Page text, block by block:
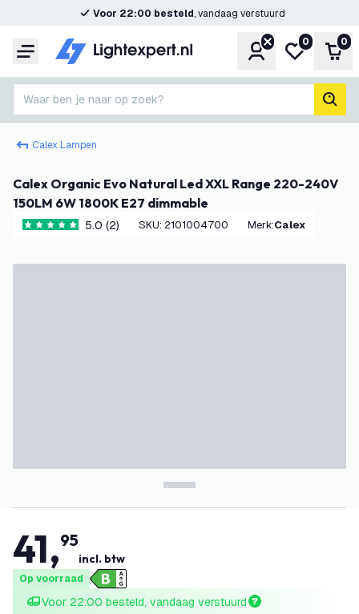
Voor 22:00 besteld, vandaag verstuurd
Menu Account
Mijn
0 0
Waar ben je naar op zoek?
Calex Lampen
Calex Organic Evo Natural Led XXL Range 220-240V
150LM 6W 1800K E27 dimmable
5 score sterren5.0 (2) SKU: 2101004700 Merk: Calex
41,95
incl. btw
Op voorraad
Voor 22:00 besteld, vandaag verstuurd